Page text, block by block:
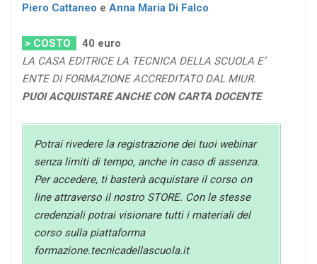
Piero Cattaneo e Anna Maria Di Falco
> COSTO 40 euro
LA CASA EDITRICE LA TECNICA DELLA SCUOLA E’
ENTE DI FORMAZIONE ACCREDITATO DAL MIUR.
PUOI ACQUISTARE ANCHE CON CARTA DOCENTE
Potrai rivedere la registrazione dei tuoi webinar
senza limiti di tempo, anche in caso di assenza.
Per accedere, ti basterà acquistare il corso on
line attraverso il nostro STORE. Con le stesse
credenziali potrai visionare tutti i materiali del
corso sulla piattaforma
formazione.tecnicadellascuola.it